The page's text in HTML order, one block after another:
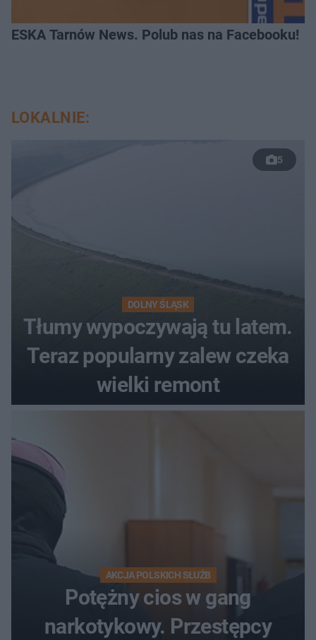
ESKA Tarnów News. Polub nas na Facebooku!
LOKALNIE:
5
DOLNY ŚLĄSK
Tłumy wypoczywają tu latem.
Teraz popularny zalew czeka
wielki remont
AKCJA POLSKICH SŁUŻB
Potężny cios w gang
narkotykowy. Przestępcy